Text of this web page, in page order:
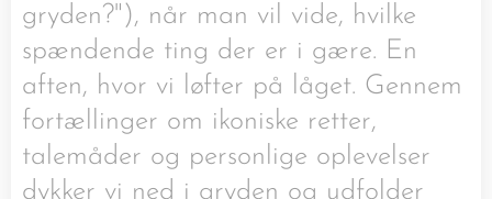
gryden?"), når man vil vide, hvilke
spændende ting der er i gære. En
aften, hvor vi løfter på låget. Gennem
fortællinger om ikoniske retter,
talemåder og personlige oplevelser
dykker vi ned i gryden og udfolder